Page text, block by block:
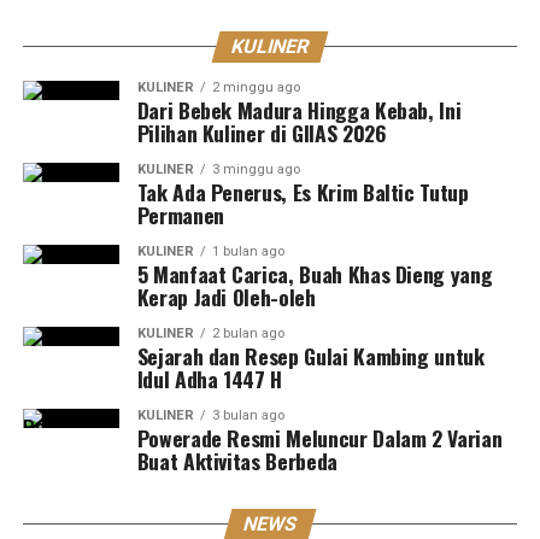
KULINER
KULINER 2 minggu ago
Dari Bebek Madura Hingga Kebab, Ini
Pilihan Kuliner di GIIAS 2026
KULINER 3 minggu ago
Tak Ada Penerus, Es Krim Baltic Tutup
Permanen
KULINER 1 bulan ago
5 Manfaat Carica, Buah Khas Dieng yang
Kerap Jadi Oleh-oleh
KULINER 2 bulan ago
Sejarah dan Resep Gulai Kambing untuk
Idul Adha 1447 H
KULINER 3 bulan ago
Powerade Resmi Meluncur Dalam 2 Varian
Buat Aktivitas Berbeda
NEWS